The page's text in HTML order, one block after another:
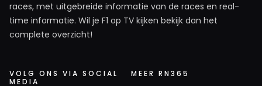
races, met uitgebreide informatie van de races en real-
time informatie. Wil je F1 op TV kijken bekijk dan het
complete overzicht!
VOLG ONS VIA SOCIAL
MEDIA
MEER RN365